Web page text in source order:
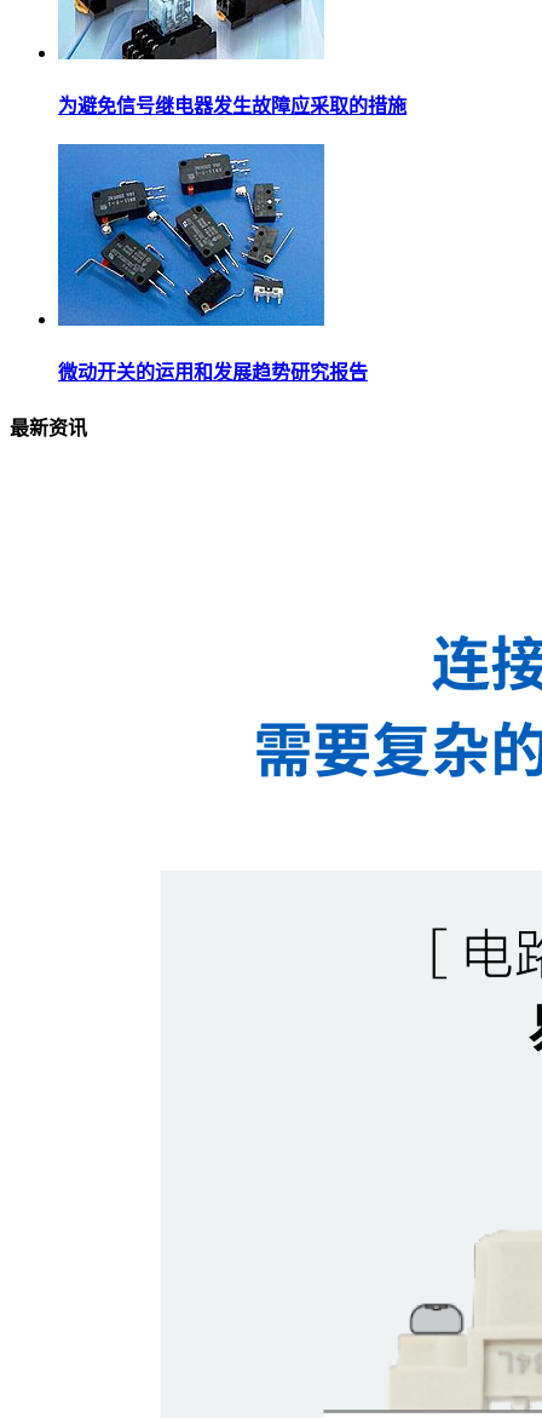
为避免信号继电器发生故障应采取的措施
微动开关的运用和发展趋势研究报告
最新资讯